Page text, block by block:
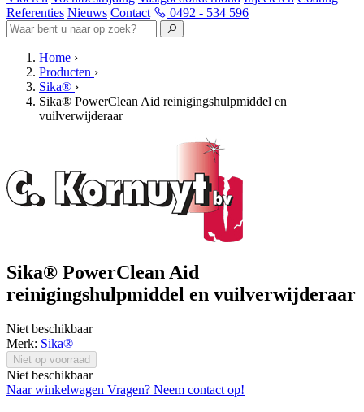
Referenties Nieuws Contact 0492 - 534 596
Home ›
Producten ›
Sika® ›
Sika® PowerClean Aid reinigingshulpmiddel en
vuilverwijderaar
Sika® PowerClean Aid
reinigingshulpmiddel en vuilverwijderaar
Niet beschikbaar
Merk: Sika®
Niet op voorraad
Niet beschikbaar
Naar winkelwagen Vragen? Neem contact op!